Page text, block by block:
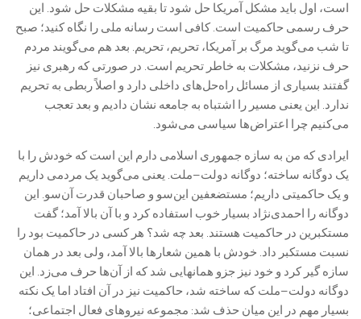
است، اول باید مشکل آمریکا حل شود تا بقیه مشکلات حل شود. این
حرف رسمی حاکمیت است. کافی است رسانه ملی را نگاه کنید؛ صبح
تا شب می‌گوید مرگ بر آمریکا، تحریم، تحریم. بعد هم می‌گویند مردم
حرف نزنید، مشکلات به خاطر تحریم است. در صورتی که رهبری نیز
گفتند بسیاری از مسائل راه‌حل‌های داخلی دارد و اصلاً ربطی به تحریم
ندارد. این یعنی مسیر را اشتباه به جامعه نشان دادیم و بعد تعجب
می‌کنیم چرا اعتراض‌ها سیاسی می‌شود.
ایرادی که من به سازه جمهوری اسلامی دارم این است که خودش را با
یک دوگانه ساخته؛ دوگانه دولت–ملت. یعنی می‌گوید یک مردمی داریم
و یک حاکمیتی داریم؛ مستضعفین این‌سو و صاحبان قدرت آن‌سو. این
دوگانه را احمدی‌نژاد بسیار خوب استفاده کرد و با آن بالا آمد؛ گفت
مستکبرین در حاکمیت هستند. بعد چه شد؟ هر کسی در حاکمیت بود را
نسبت مستکبر داد. خودش با همین شعارها بالا آمد، ولی بعد در همان
سازه گیر کرد و خود نیز جزو همانهایی شد که از آن‌ها حرف می‌زد. این
دوگانه دولت–ملت که ساخته شد، حاکمیت نیز در آن افتاد اما یک نکته
بسیار مهم در این میان حذف شد: مجموعه نیروهای فعال اجتماعی؛